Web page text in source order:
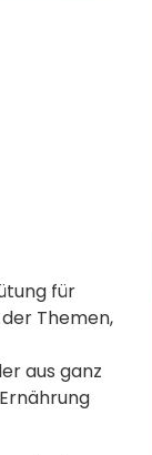
für
Themen,
aus ganz